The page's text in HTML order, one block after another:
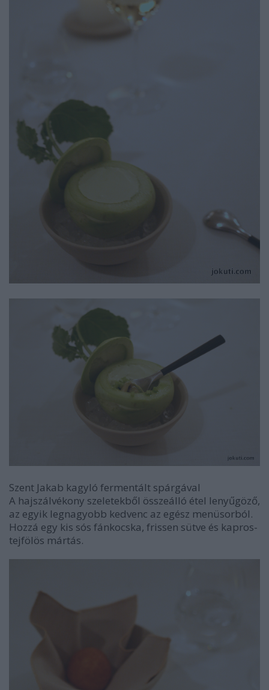
Szent Jakab kagyló fermentált spárgával
A hajszálvékony szeletekből összeálló étel lenyűgöző,
az egyik legnagyobb kedvenc az egész menüsorból.
Hozzá egy kis sós fánkocska, frissen sütve és kapros-
tejfölös mártás.